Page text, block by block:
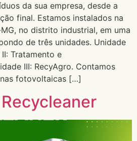
da sua empresa, desde a
final. Estamos instalados na
no distrito industrial, em uma
de três unidades. Unidade
Tratamento e
III: RecyAgro. Contamos
fotovoltaicas […]